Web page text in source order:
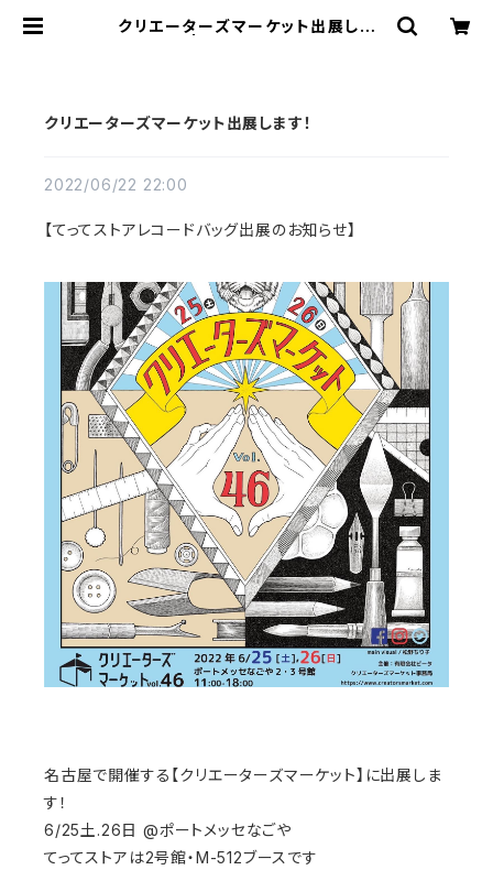
クリエーターズマーケット出展しま
クリエーターズマーケット出展します！
2022/06/22 22:00
【てってストアレコードバッグ出展のお知らせ】
名古屋で開催する【クリエーターズマーケット】に出展しま
す！
6/25土.26日 @ポートメッセなごや
てってストアは2号館・M-512ブースです